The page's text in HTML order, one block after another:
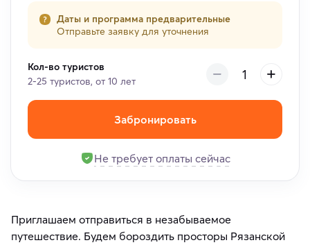
Даты и программа предварительные
Отправьте заявку для уточнения
Кол-во туристов
2-25 туристов, от 10 лет
Забронировать
Не требует оплаты сейчас
Приглашаем отправиться в незабываемое
путешествие. Будем бороздить просторы Рязанской